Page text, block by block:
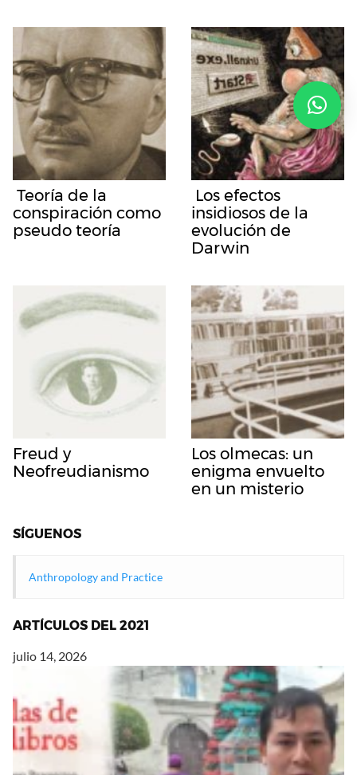
Teoría de la
conspiración como
pseudo teoría
Los efectos
insidiosos de la
evolución de
Darwin
Freud y
Neofreudianismo
Los olmecas: un
enigma envuelto
en un misterio
SÍGUENOS
Anthropology and Practice
ARTÍCULOS DEL 2021
julio 14, 2026